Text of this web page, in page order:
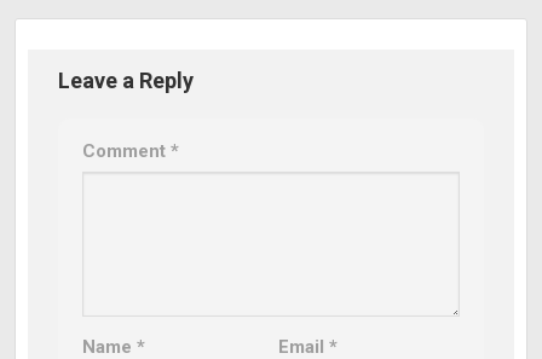
Leave a Reply
Comment *
Name * Email*